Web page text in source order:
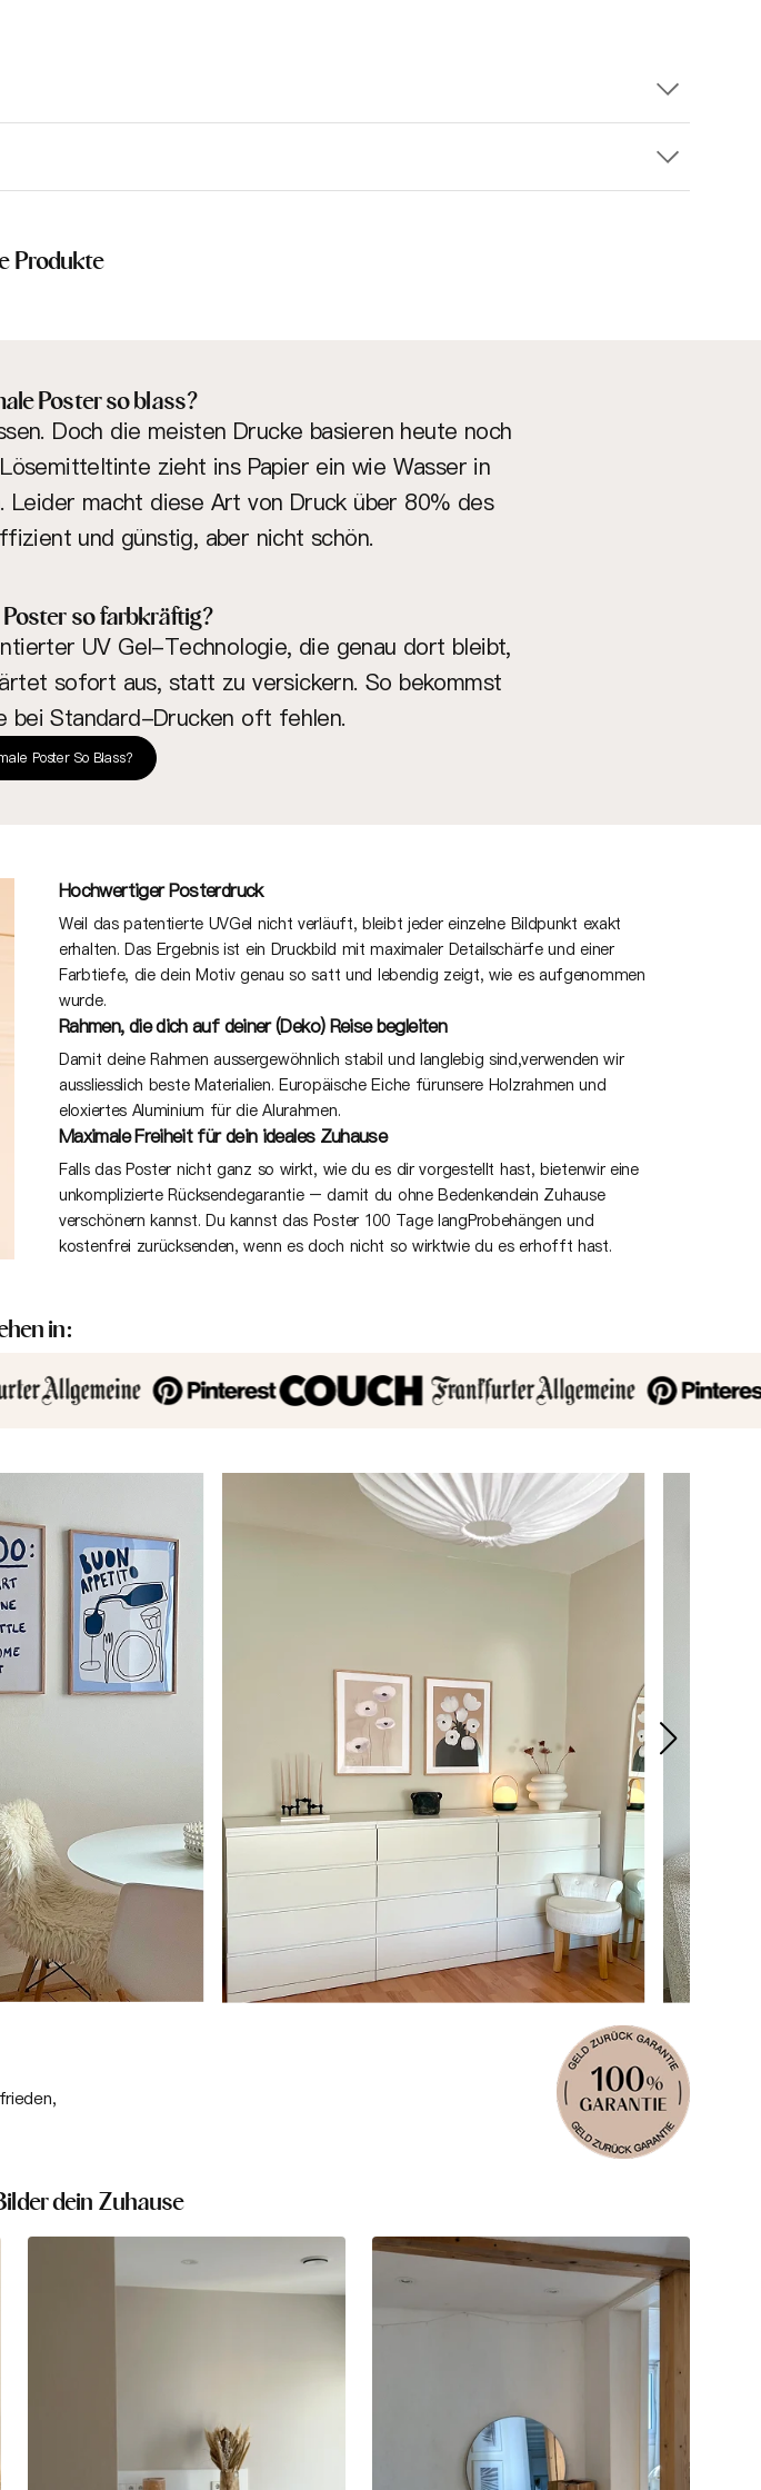
Produkte
Poster so blass?
Doch die meisten Drucke basieren heute noch
zieht ins Papier ein wie Wasser in
macht diese Art von Druck über 80% des
und günstig, aber nicht schön.
so farbkräftig?
UV Gel-Technologie, die genau dort bleibt,
sofort aus, statt zu versickern. So bekommst
bei Standard-Drucken oft fehlen.
Poster So Blass?
Hochwertiger Posterdruck
Weil das patentierte UVGel nicht verläuft, bleibt jeder einzelne Bildpunkt exakt
erhalten. Das Ergebnis ist ein Druckbild mit maximaler Detailschärfe und einer
Farbtiefe, die dein Motiv genau so satt und lebendig zeigt, wie es aufgenommen
wurde.
Rahmen, die dich auf deiner (Deko) Reise begleiten
Damit deine Rahmen aussergewöhnlich stabil und langlebig sind,verwenden wir
aussliesslich beste Materialien. Europäische Eiche fürunsere Holzrahmen und
eloxiertes Aluminium für die Alurahmen.
Maximale Freiheit für dein ideales Zuhause
Falls das Poster nicht ganz so wirkt, wie du es dir vorgestellt hast, bietenwir eine
unkomplizierte Rücksendegarantie – damit du ohne Bedenkendein Zuhause
verschönern kannst. Du kannst das Poster 100 Tage langProbehängen und
kostenfrei zurücksenden, wenn es doch nicht so wirktwie du es erhofft hast.
in:
dein Zuhause